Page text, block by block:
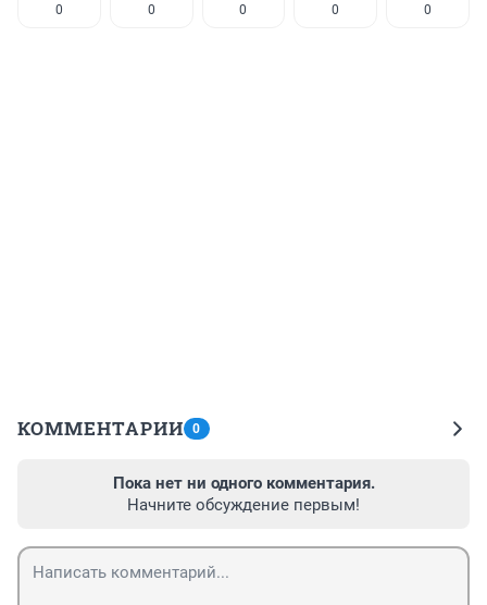
0 0 0 0 0
КОММЕНТАРИИ 0
Пока нет ни одного комментария.
Начните обсуждение первым!